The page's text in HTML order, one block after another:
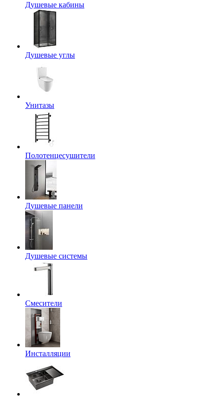
Душевые кабины
Душевые углы
Унитазы
Полотенцесушители
Душевые панели
Душевые системы
Смесители
Инсталляции